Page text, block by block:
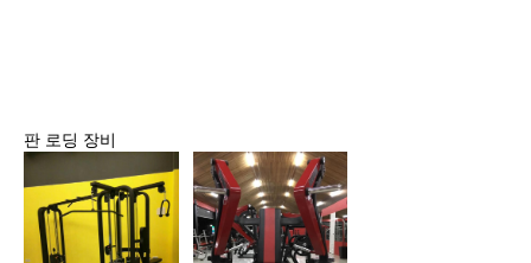
판 로딩 장비